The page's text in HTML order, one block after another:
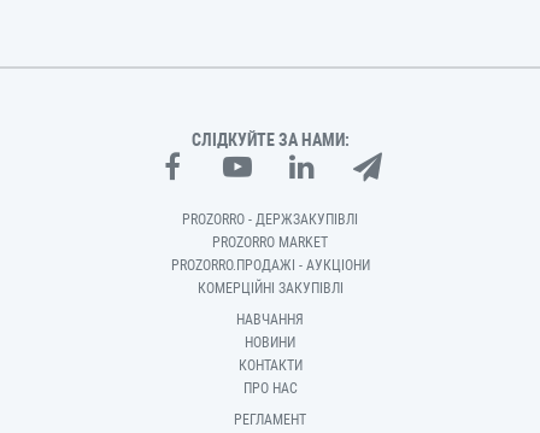
СЛІДКУЙТЕ ЗА НАМИ:
PROZORRO - ДЕРЖЗАКУПІВЛІ
PROZORRO MARKET
PROZORRO.ПРОДАЖІ - АУКЦІОНИ
КОМЕРЦІЙНІ ЗАКУПІВЛІ
НАВЧАННЯ
НОВИНИ
КОНТАКТИ
ПРО НАС
РЕГЛАМЕНТ